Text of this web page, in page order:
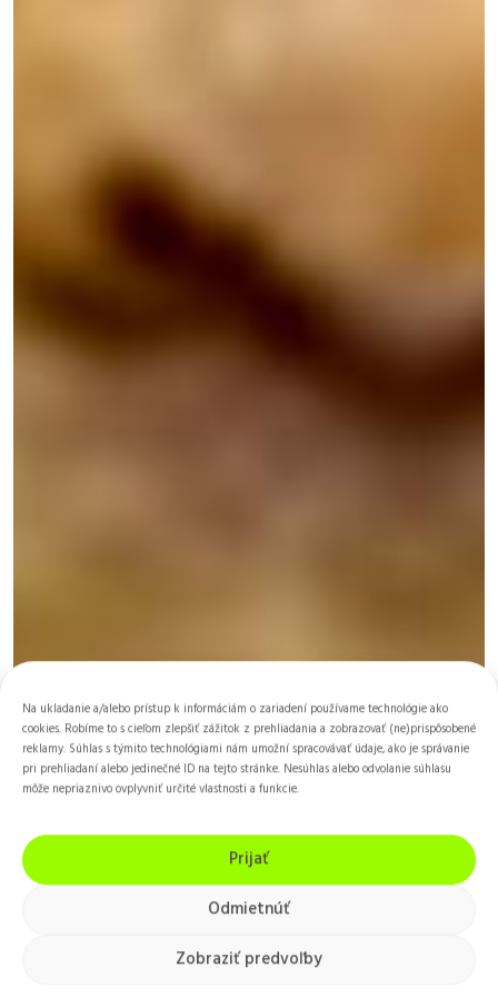
Na ukladanie a/alebo prístup k informáciám o zariadení používame technológie ako
cookies. Robíme to s cieľom zlepšiť zážitok z prehliadania a zobrazovať (ne)prispôsobené
reklamy. Súhlas s týmito technológiami nám umožní spracovávať údaje, ako je správanie
pri prehliadaní alebo jedinečné ID na tejto stránke. Nesúhlas alebo odvolanie súhlasu
môže nepriaznivo ovplyvniť určité vlastnosti a funkcie.
Prijať
Odmietnúť
Zobraziť predvoľby
Ikeda
Masatomi